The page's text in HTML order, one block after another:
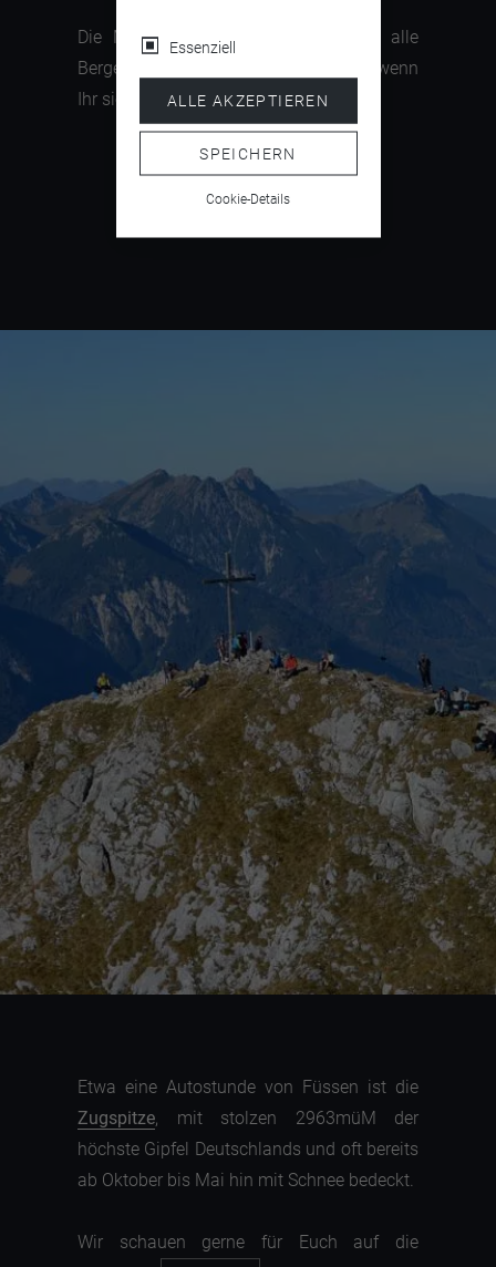
Die Marina an der Rezeption kennt alle
Berge in der Umgebung- sie freut sich, wenn
Ihr sie um Tipps fragt.
Etwa eine Autostunde von Füssen ist die
Zugspitze, mit stolzen 2963müM der
höchste Gipfel Deutschlands und oft bereits
ab Oktober bis Mai hin mit Schnee bedeckt.
Wir schauen gerne für Euch auf die
Essenziell
ALLE AKZEPTIEREN
SPEICHERN
Cookie-Details